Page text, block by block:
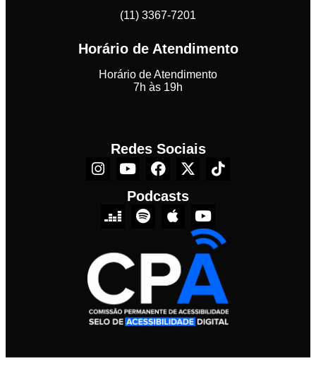
(11) 3367-7201
Horário de Atendimento
Horário de Atendimento
7h às 19h
Redes Sociais
Podcasts